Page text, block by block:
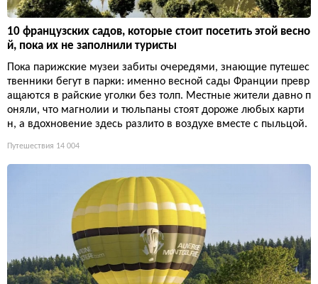
10 французских садов, которые стоит посетить этой весно
й, пока их не заполнили туристы
Пока парижские музеи забиты очередями, знающие путешес
твенники бегут в парки: именно весной сады Франции превр
ащаются в райские уголки без толп. Местные жители давно п
оняли, что магнолии и тюльпаны стоят дороже любых карти
н, а вдохновение здесь разлито в воздухе вместе с пыльцой.
Путешествия 14 004